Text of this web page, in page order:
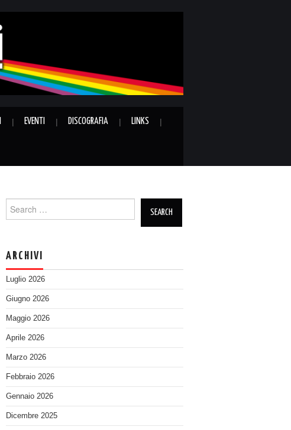
EVENTI DISCOGRAFIA LINKS
for:
ARCHIVI
Luglio 2026
Giugno 2026
Maggio 2026
Aprile 2026
Marzo 2026
Febbraio 2026
Gennaio 2026
Dicembre 2025